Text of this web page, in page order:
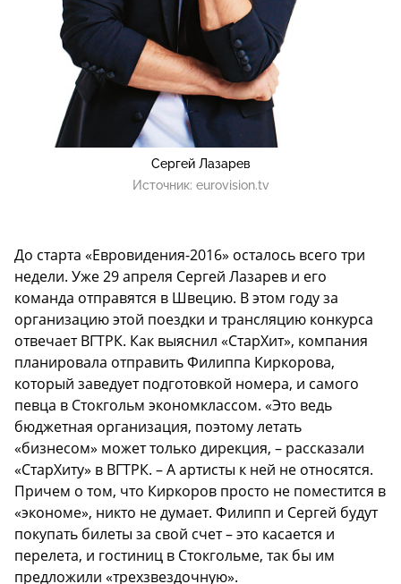
Сергей Лазарев
Источник: eurovision.tv
До старта «Евровидения-2016» осталось всего три
недели. Уже 29 апреля Сергей Лазарев и его
команда отправятся в Швецию. В этом году за
организацию этой поездки и трансляцию конкурса
отвечает ВГТРК. Как выяснил «СтарХит», компания
планировала отправить Филиппа Киркорова,
который заведует подготовкой номера, и самого
певца в Стокгольм экономклассом. «Это ведь
бюджетная организация, поэтому летать
«бизнесом» может только дирекция, – рассказали
«СтарХиту» в ВГТРК. – А артисты к ней не относятся.
Причем о том, что Киркоров просто не поместится в
«экономе», никто не думает. Филипп и Сергей будут
покупать билеты за свой счет – это касается и
перелета, и гостиниц в Стокгольме, так бы им
предложили «трехзвездочную».